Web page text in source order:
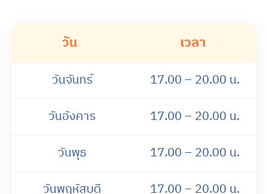
วัน เวลา
วันจันทร์
17.00 – 20.00 น.
วันอังคาร
17.00 – 20.00 น.
วันพุธ
17.00 – 20.00 น.
วันพฤหัสบดี
17.00 – 20.00 น.